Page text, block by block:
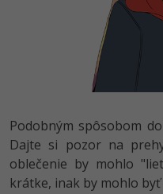
Podobným spôsobom
Dajte si pozor na
oblečenie by mohlo
krátke, inak by mohlo